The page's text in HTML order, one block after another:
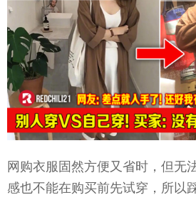
网购衣服固然方便又省时，但无
感也不能在购买前先试穿，所以